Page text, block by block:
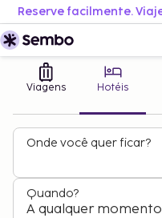
Viagens Hotéis
Onde você quer ficar?
Quando?
A qualquer momento